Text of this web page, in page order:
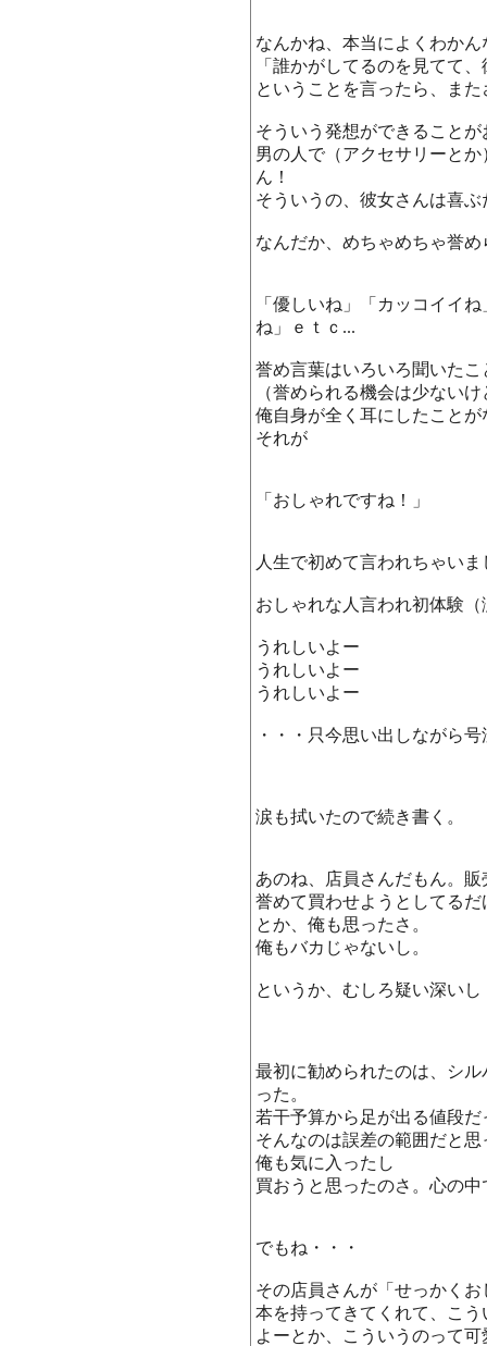
なんかね、本当によくわか
「誰かがしてるのを見てて
ということを言ったら、ま
そういう発想ができること
男の人で（アクセサリーと
ん！
そういうの、彼女さんは喜
なんだか、めちゃめちゃ誉
「優しいね」「カッコイイ
ね」ｅｔｃ...
誉め言葉はいろいろ聞いたこ
（誉められる機会は少ないけ
俺自身が全く耳にしたこと
それが
「おしゃれですね！」
人生で初めて言われちゃい
おしゃれな人言われ初体験（
うれしいよー
うれしいよー
うれしいよー
・・・只今思い出しながら
涙も拭いたので続き書く。
あのね、店員さんだもん。
誉めて買わせようとしてるだ
とか、俺も思ったさ。
俺もバカじゃないし。
というか、むしろ疑い深い
最初に勧められたのは、シ
った。
若干予算から足が出る値段だ
そんなのは誤差の範囲だと思
俺も気に入ったし
買おうと思ったのさ。心の中
でもね・・・
その店員さんが「せっかく
本を持ってきてくれて、こ
よーとか、こういうのって